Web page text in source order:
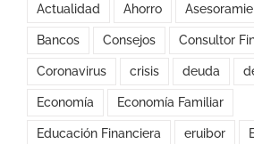
Actualidad Ahorro
Bancos Consejos Consultor
Coronavirus crisis deuda
Economía Economía Familiar
Educación Financiera eruibor